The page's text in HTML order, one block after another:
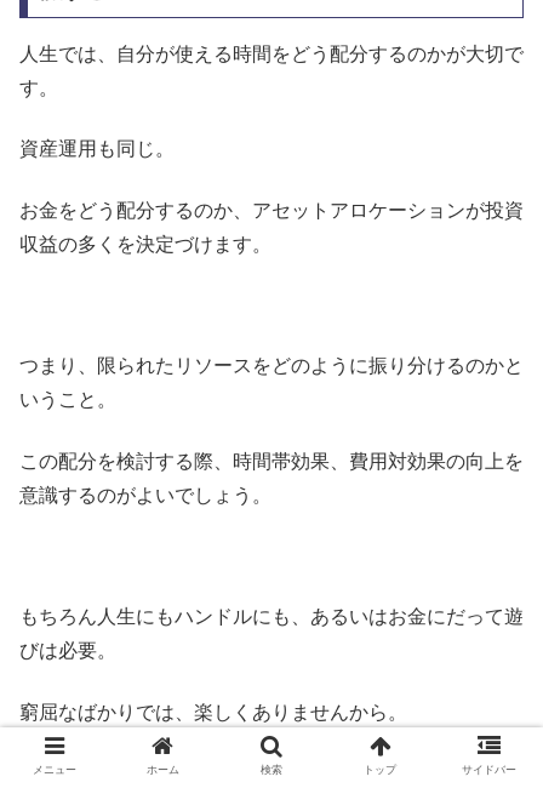
人生では、自分が使える時間をどう配分するのかが大切で
す。
資産運用も同じ。
お金をどう配分するのか、アセットアロケーションが投資
収益の多くを決定づけます。
つまり、限られたリソースをどのように振り分けるのかと
いうこと。
この配分を検討する際、時間帯効果、費用対効果の向上を
意識するのがよいでしょう。
もちろん人生にもハンドルにも、あるいはお金にだって遊
びは必要。
窮屈なばかりでは、楽しくありませんから。
何のために生きているのか分からなくなってきては元も子
メニュー ホーム 検索 トップ サイドバー